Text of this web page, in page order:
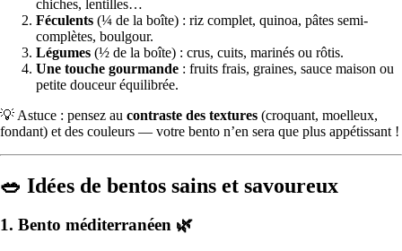
chiches, lentilles…
Féculents (¼ de la boîte) : riz complet, quinoa, pâtes semi-
complètes, boulgour.
Légumes (½ de la boîte) : crus, cuits, marinés ou rôtis.
Une touche gourmande : fruits frais, graines, sauce maison ou
petite douceur équilibrée.
💡 Astuce : pensez au contraste des textures (croquant, moelleux,
fondant) et des couleurs — votre bento n’en sera que plus appétissant !
🥗 Idées de bentos sains et savoureux
1. Bento méditerranéen 🌿